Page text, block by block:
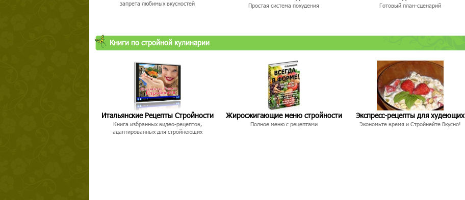
запрета любимых вкусностей
Простая система похудения Готовый план-сценарий
Книги по стройной кулинарии
Итальянские Рецепты Стройности
Книга избранных видео-рецептов,
адаптированных для стройнеющих
Жиросжигающие меню стройности
Полное меню с рецептами
Экспресс-рецепты для худеющих
Экономьте время и Стройнейте Вкусно!